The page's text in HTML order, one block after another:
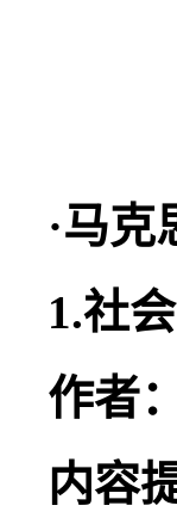
·马克
1.社
作者
内容